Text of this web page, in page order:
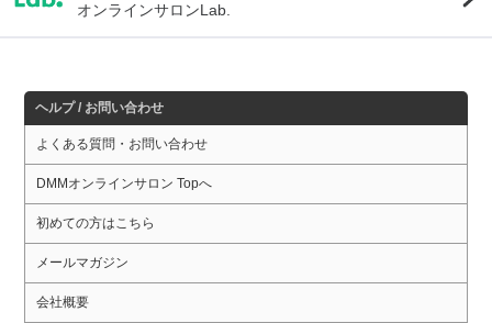
オンラインサロンLab.
ヘルプ / お問い合わせ
よくある質問・お問い合わせ
DMMオンラインサロン Topへ
初めての方はこちら
メールマガジン
会社概要